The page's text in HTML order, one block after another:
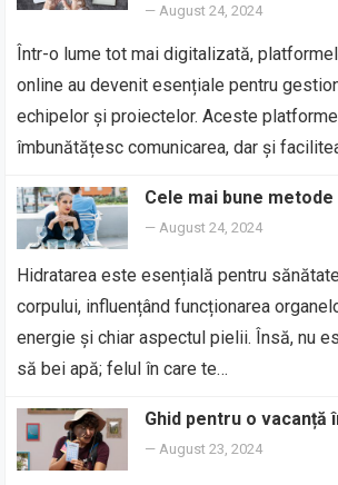
— August 24, 2024
Într-o lume tot mai digitalizată,
online au devenit esențiale pentru
echipelor și proiectelor. Aceste
îmbunătățesc comunicarea, dar și
Cele mai bune
— August 24, 2024
Hidratarea este esențială pentru
corpului, influențând funcționarea
energie și chiar aspectul pielii. Însă, nu
să bei apă; felul în care te…
Ghid pentru o vacanță
—August 23, 2024